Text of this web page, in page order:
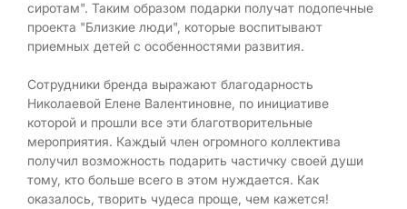
сиротам". Таким образом подарки получат подопечные
проекта "Близкие люди", которые воспитывают
приемных детей с особенностями развития.
Сотрудники бренда выражают благодарность
Николаевой Елене Валентиновне, по инициативе
которой и прошли все эти благотворительные
мероприятия. Каждый член огромного коллектива
получил возможность подарить частичку своей души
тому, кто больше всего в этом нуждается. Как
оказалось, творить чудеса проще, чем кажется!